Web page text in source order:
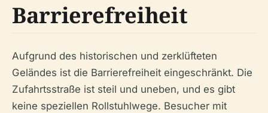
Barrierefreiheit
Aufgrund des historischen und zerklüfteten
Geländes ist die Barrierefreiheit eingeschränkt. Die
Zufahrtsstraße ist steil und uneben, und es gibt
keine speziellen Rollstuhlwege. Besucher mit